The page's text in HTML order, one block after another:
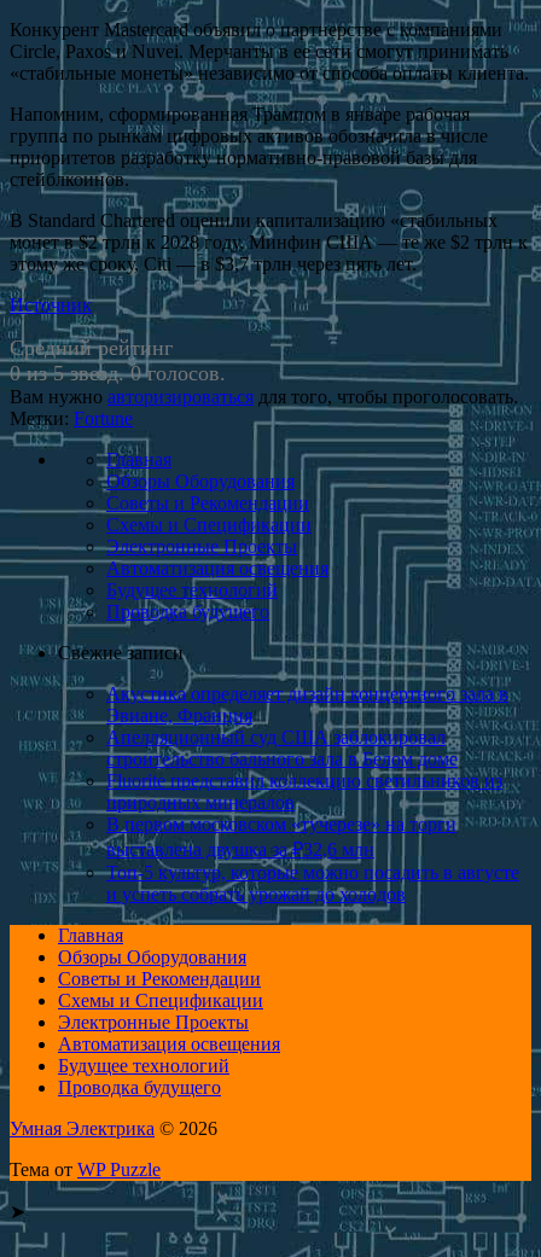
Конкурент Mastercard объявил о партнерстве с компаниями
Circle, Paxos и Nuvei. Мерчанты в ее сети смогут принимать
«стабильные монеты» независимо от способа оплаты клиента.
Напомним, сформированная Трампом в январе рабочая
группа по рынкам цифровых активов обозначила в числе
приоритетов разработку нормативно-правовой базы для
стейблкоинов.
В Standard Chartered оценили капитализацию «стабильных
монет в $2 трлн к 2028 году, Минфин США — те же $2 трлн к
этому же сроку, Citi — в $3,7 трлн через пять лет.
Источник
Средний рейтинг
0 из 5 звезд. 0 голосов.
Вам нужно авторизироваться для того, чтобы проголосовать.
Метки: Fortune
Главная
Обзоры Оборудования
Советы и Рекомендации
Схемы и Спецификации
Электронные Проекты
Автоматизация освещения
Будущее технологий
Проводка будущего
Свежие записи
Акустика определяет дизайн концертного зала в
Эвиане, Франция
Апелляционный суд США заблокировал
строительство бального зала в Белом доме
Fluorite представил коллекцию светильников из
природных минералов
В первом московском «тучерезе» на торги
выставлена двушка за ₽32,6 млн
Топ-5 культур, которые можно посадить в августе
и успеть собрать урожай до холодов
Главная
Обзоры Оборудования
Советы и Рекомендации
Схемы и Спецификации
Электронные Проекты
Автоматизация освещения
Будущее технологий
Проводка будущего
Умная Электрика © 2026
Тема от WP Puzzle
➤